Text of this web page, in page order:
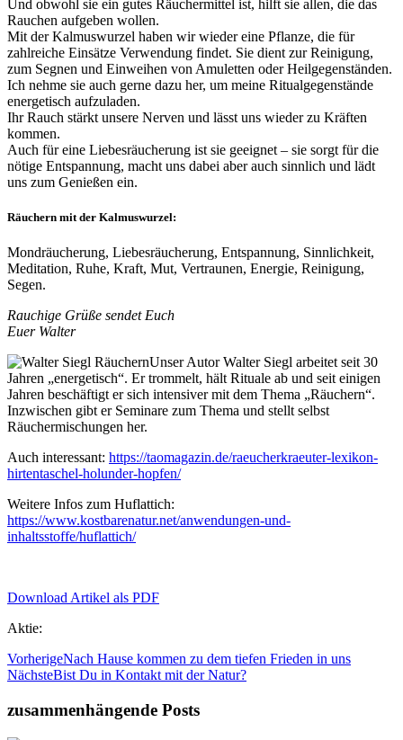
Und obwohl sie ein gutes Räuchermittel ist, hilft sie allen, die das
Rauchen aufgeben wollen.
Mit der Kalmuswurzel haben wir wieder eine Pflanze, die für
zahlreiche Einsätze Verwendung findet. Sie dient zur Reinigung,
zum Segnen und Einweihen von Amuletten oder Heilgegenständen.
Ich nehme sie auch gerne dazu her, um meine Ritualgegenstände
energetisch aufzuladen.
Ihr Rauch stärkt unsere Nerven und lässt uns wieder zu Kräften
kommen.
Auch für eine Liebesräucherung ist sie geeignet – sie sorgt für die
nötige Entspannung, macht uns dabei aber auch sinnlich und lädt
uns zum Genießen ein.
Räuchern mit der Kalmuswurzel:
Mondräucherung, Liebesräucherung, Entspannung, Sinnlichkeit,
Meditation, Ruhe, Kraft, Mut, Vertraunen, Energie, Reinigung,
Segen.
Rauchige Grüße sendet Euch
Euer Walter
Unser Autor Walter Siegl arbeitet seit 30
Jahren „energetisch“. Er trommelt, hält Rituale ab und seit einigen
Jahren beschäftigt er sich intensiver mit dem Thema „Räuchern“.
Inzwischen gibt er Seminare zum Thema und stellt selbst
Räuchermischungen her.
Auch interessant: https://taomagazin.de/raeucherkraeuter-lexikon-
hirtentaschel-holunder-hopfen/
Weitere Infos zum Huflattich:
https://www.kostbarenatur.net/anwendungen-und-
inhaltsstoffe/huflattich/
Download Artikel als PDF
Aktie:
VorherigeNach Hause kommen zu dem tiefen Frieden in uns
NächsteBist Du in Kontakt mit der Natur?
zusammenhängende Posts